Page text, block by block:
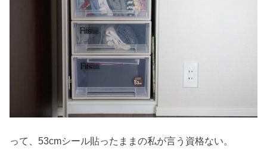
って、53cmシール貼ったままの私が言う資格ない。